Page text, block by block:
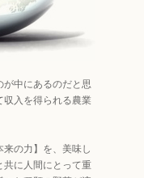
中にあるのだと思
収入を得られる農業
の力】を、美味し
共に人間にとって重